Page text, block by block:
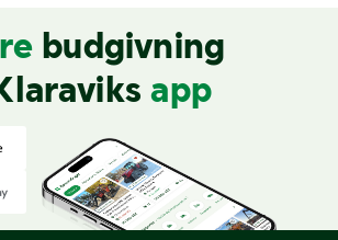
budgivning
app